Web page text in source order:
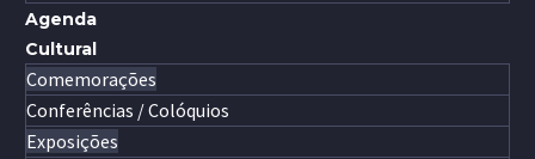
Agenda
Cultural
Comemorações
Conferências / Colóquios
Exposições